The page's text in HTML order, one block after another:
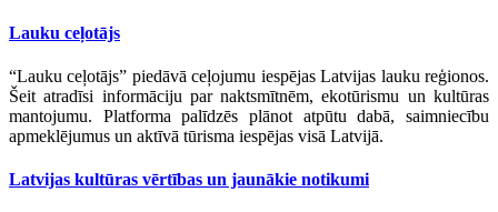
Lauku ceļotājs
“Lauku ceļotājs” piedāvā ceļojumu iespējas Latvijas lauku reģionos.
Šeit atradīsi informāciju par naktsmītnēm, ekotūrismu un kultūras
mantojumu. Platforma palīdzēs plānot atpūtu dabā, saimniecību
apmeklējumus un aktīvā tūrisma iespējas visā Latvijā.
Latvijas kultūras vērtības un jaunākie notikumi